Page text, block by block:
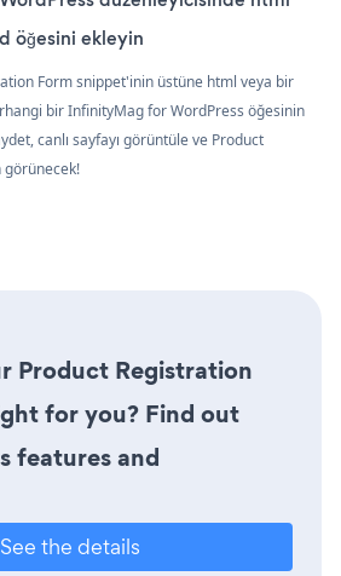
öğesini ekleyin
Form snippet'inin üstüne html veya bir
bir InfinityMag for WordPress öğesinin
canlı sayfayı görüntüle ve Product
görünecek!
Product Registration
for you? Find out
features and
See the details